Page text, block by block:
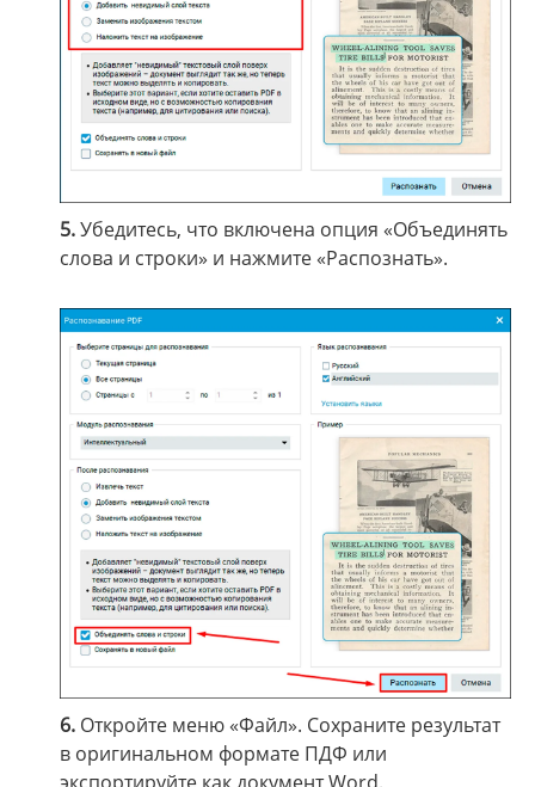
5.Убедитесь, что включена опция «Объединять
слова и строки» и нажмите «Распознать».
6. Откройте меню «Файл». Сохраните результат
в оригинальном формате ПДФ или